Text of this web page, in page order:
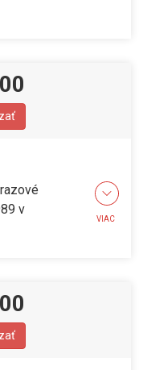
v
VIAC